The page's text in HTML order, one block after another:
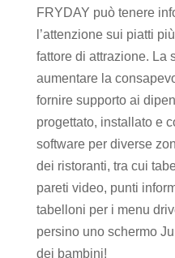
FRYDAY può tenere
l’attenzione sui piatti
fattore di attrazione. La
aumentare la
fornire supporto ai
progettato, installato e
software per diverse
dei ristoranti, tra cui
pareti video, punti
tabelloni per i menu
persino uno schermo
dei bambini!